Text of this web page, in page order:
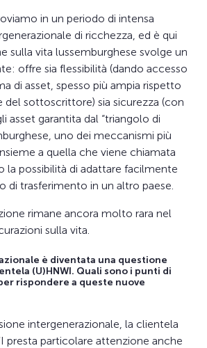
in un periodo di intensa
di ricchezza, ed è qui
sulla vita lussemburghese svolge un
offre sia flessibilità (dando accesso
di asset, spesso più ampia rispetto
del sottoscrittore) sia sicurezza (con
asset garantita dal “triangolo di
uno dei meccanismi più
a quella che viene chiamata
la possibilità di adattare facilmente
di trasferimento in un altro paese.
rimane ancora molto rara nel
sulla vita.
è diventata una questione
(U)HNWI. Quali sono i punti di
rispondere a queste nuove
intergenerazionale, la clientela
presta particolare attenzione anche